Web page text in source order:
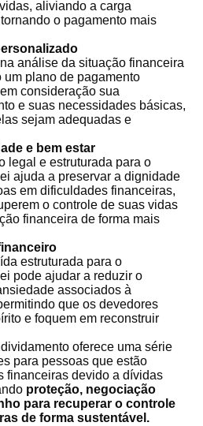
aliviando a carga
o pagamento mais
análise da situação financeira
plano de pagamento
consideração sua
e suas necessidades básicas,
sejam adequadas e
e bem estar
legal e estruturada para o
ajuda a preservar a dignidade
em dificuldades financeiras,
o controle de suas vidas
financeira de forma mais
estruturada para o
pode ajudar a reduzir o
associados à
que os devedores
e foquem em reconstruir
oferece uma série
para pessoas que estão
financeiras devido a dívidas
proteção, negociação
para recuperar o controle
de forma sustentável.